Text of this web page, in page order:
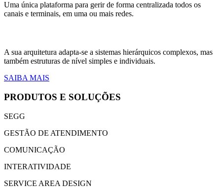
Uma única plataforma para gerir de forma centralizada todos os
canais e terminais, em uma ou mais redes.
A sua arquitetura adapta-se a sistemas hierárquicos complexos, mas
também estruturas de nível simples e individuais.
SAIBA MAIS
PRODUTOS E SOLUÇÕES
SEGG
GESTÃO DE ATENDIMENTO
COMUNICAÇÃO
INTERATIVIDADE
SERVICE AREA DESIGN